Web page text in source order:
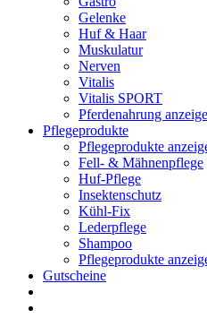
Gelenke
Huf & Haar
Muskulatur
Nerven
Vitalis
Vitalis SPORT
Pferdenahrung
Pflegeprodukte
Pflegeprodukte
Fell- & Mähnenpflege
Huf-Pflege
Insektenschutz
Kühl-Fix
Lederpflege
Shampoo
Pflegeprodukte
Gutscheine